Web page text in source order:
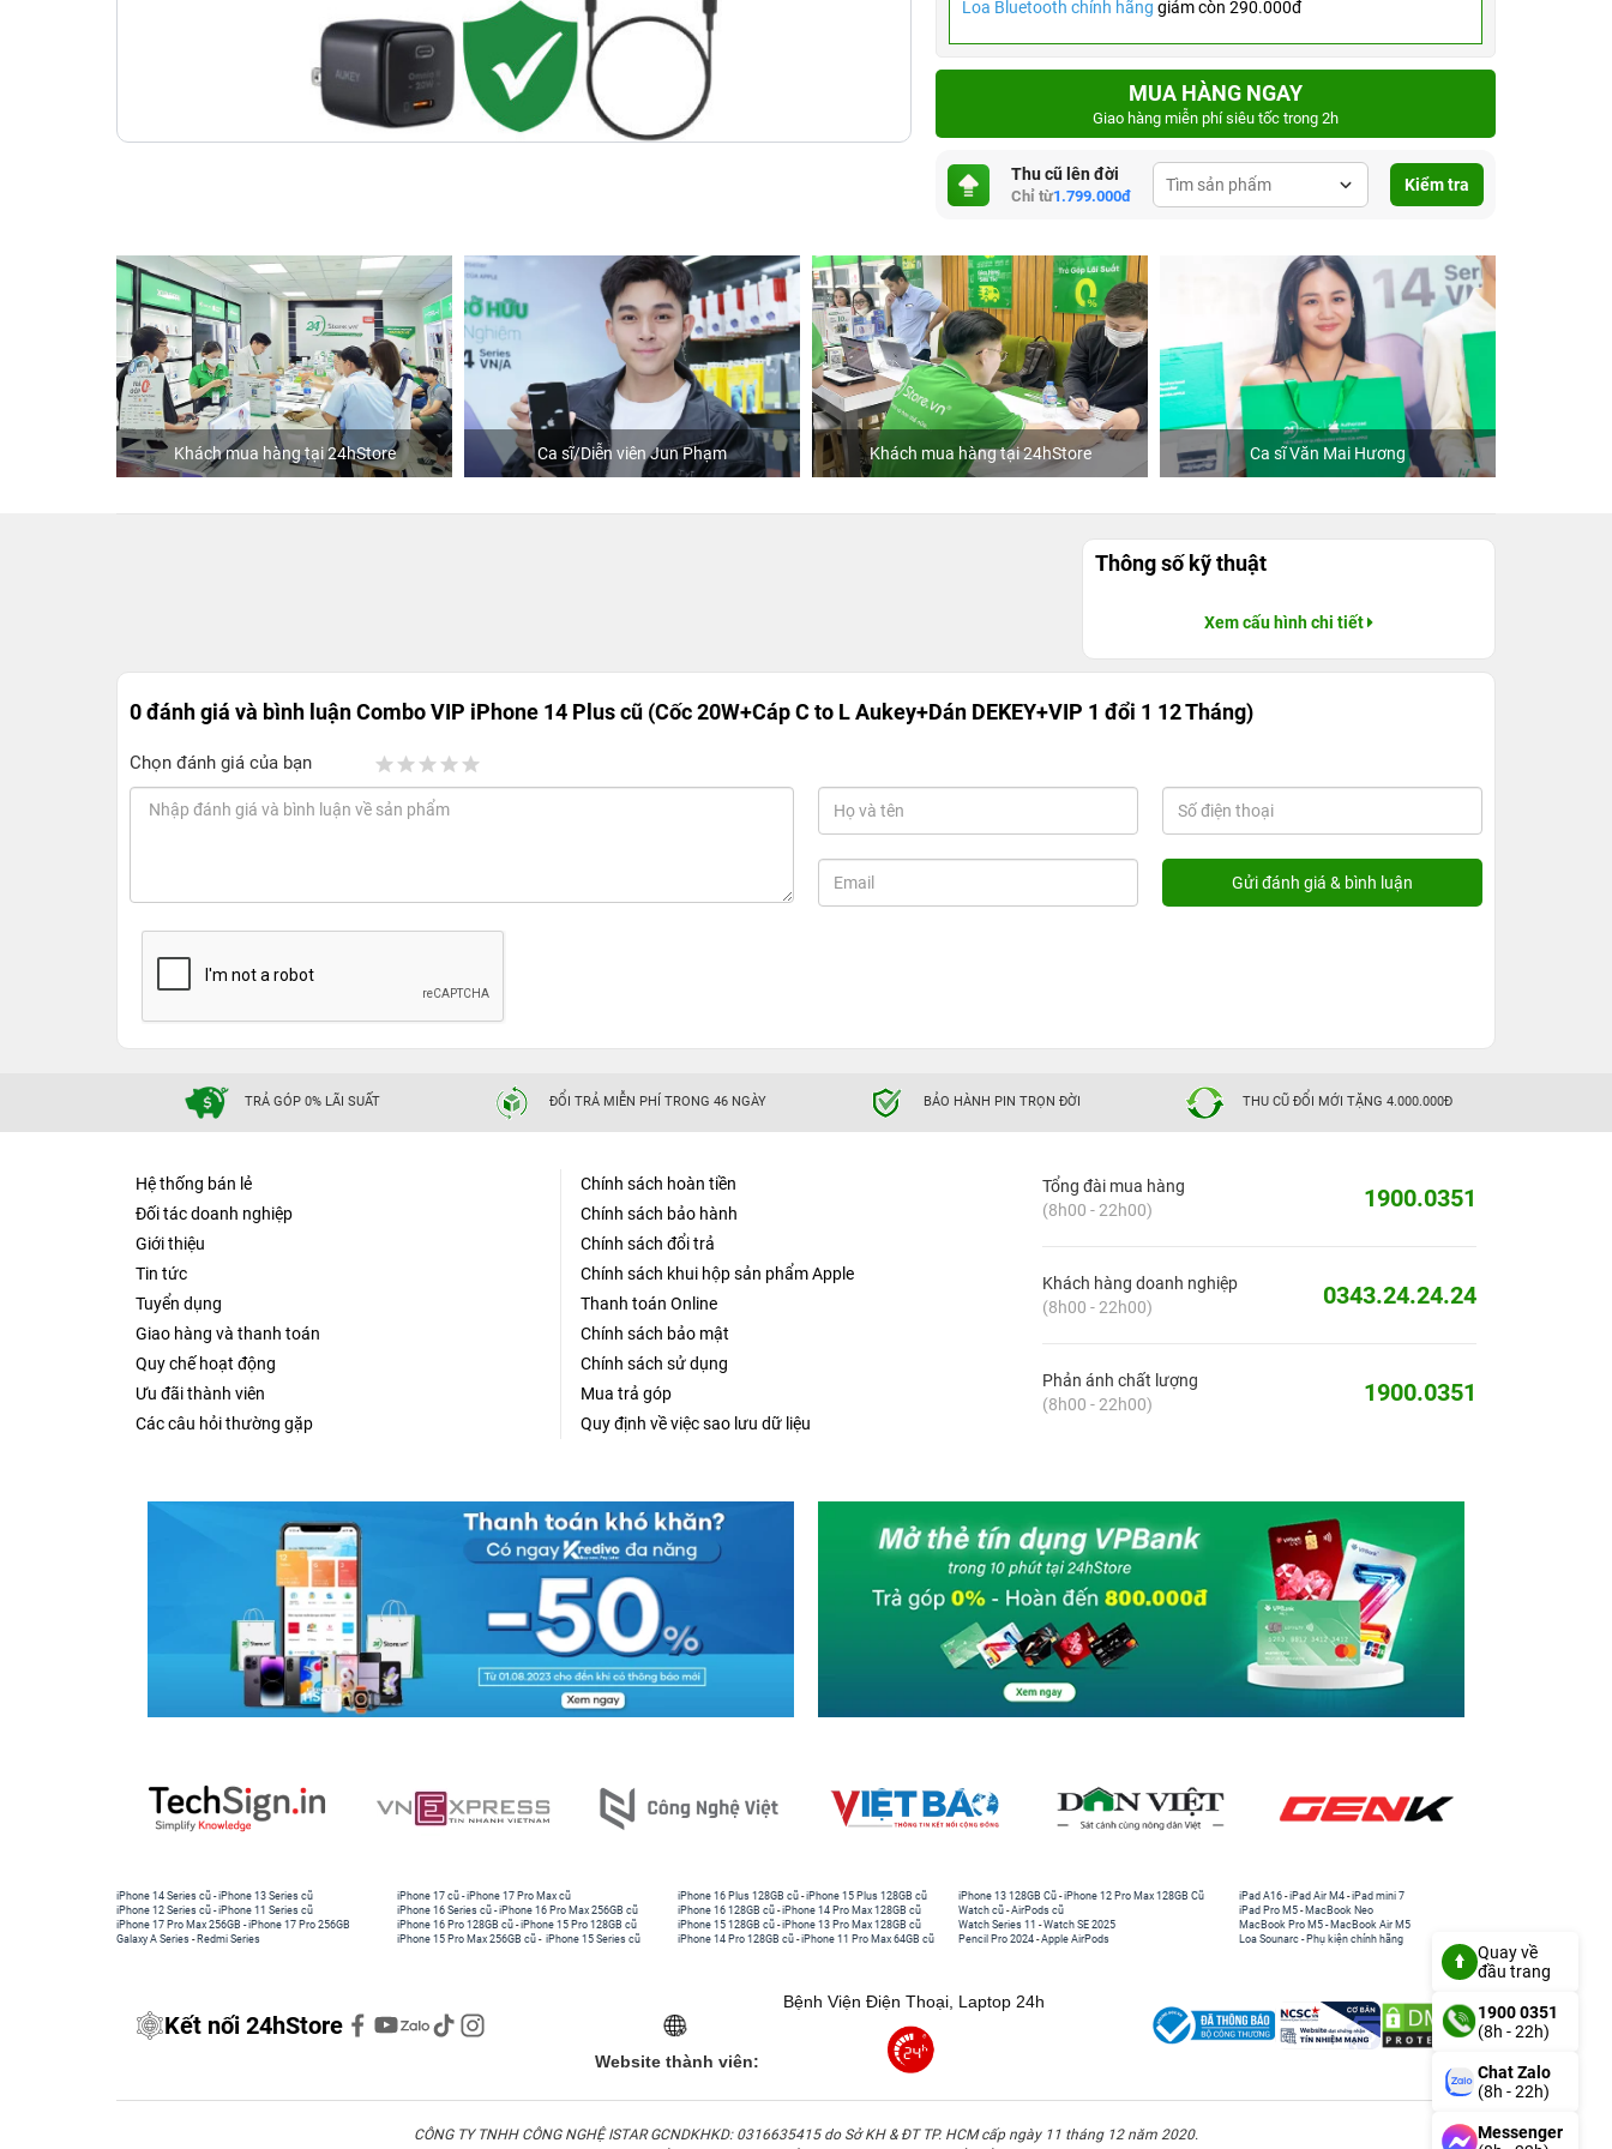
Loa Bluetooth chính hãng giảm còn 290.000đ
MUA HÀNG NGAY
Giao hàng miễn phí siêu tốc trong 2h
Thu cũ lên đời
Chỉ từ1.799.000đ
Kiểm tra
Khách mua hàng tại 24hStore Ca sĩ/Diễn viên Jun Phạm Khách mua hàng tại 24hStore Ca sĩ Văn Mai Hương
Thông số kỹ thuật
Xem cấu hình chi tiết
0 đánh giá và bình luậnCombo VIP iPhone 14 Plus cũ (Cốc 20W+Cáp C to L Aukey+Dán DEKEY+VIP 1 đổi 1 12 Tháng)
Chọn đánh giá của bạn
TRẢ GÓP 0% LÃI SUẤT ĐỔI TRẢ MIỄN PHÍ TRONG 46 NGÀY BẢO HÀNH PIN TRỌN ĐỜI THU CŨ ĐỔI MỚI TẶNG 4.000.000Đ
Hệ thống bán lẻ
Đối tác doanh nghiệp
Giới thiệu
Tin tức
Tuyển dụng
Giao hàng và thanh toán
Quy chế hoạt động
Ưu đãi thành viên
Các câu hỏi thường gặp
Chính sách hoàn tiền
Chính sách bảo hành
Chính sách đổi trả
Chính sách khui hộp sản phẩm Apple
Thanh toán Online
Chính sách bảo mật
Chính sách sử dụng
Mua trả góp
Quy định về việc sao lưu dữ liệu
Tổng đài mua hàng
(8h00 - 22h00)
1900.0351
Khách hàng doanh nghiệp
(8h00 - 22h00)
0343.24.24.24
Phản ánh chất lượng
(8h00 - 22h00)
1900.0351
iPhone 14 Series cũ -iPhone 13 Series cũ
iPhone 12 Series cũ -iPhone 11 Series cũ
iPhone 17 Pro Max 256GB -iPhone 17 Pro 256GB
Galaxy A Series - Redmi Series
iPhone 17 cũ -iPhone 17 Pro Max cũ
iPhone 16 Series cũ - iPhone 16 Pro Max 256GB cũ
iPhone 16 Pro 128GB cũ -iPhone 15 Pro 128GB cũ
iPhone 15 Pro Max 256GB cũ - iPhone 15 Series cũ
iPhone 16 Plus 128GB cũ -iPhone 15 Plus 128GB cũ
iPhone 16 128GB cũ -iPhone 14 Pro Max 128GB cũ
iPhone 15 128GB cũ -iPhone 13 Pro Max 128GB cũ
iPhone 14 Pro 128GB cũ -iPhone 11 Pro Max 64GB cũ
iPhone 13 128GB Cũ -iPhone 12 Pro Max 128GB Cũ
Watch cũ -AirPods cũ
Watch Series 11 -Watch SE 2025
Pencil Pro 2024 -Apple AirPods
iPad A16 -iPad Air M4 -iPad mini 7
iPad Pro M5 - MacBook Neo
MacBook Pro M5 - MacBook Air M5
Loa Sounarc - Phụ kiện chính hãng
Kết nối 24hStore
Website thành viên:
Bệnh Viện Điện Thoại, Laptop 24h
CÔNG TY TNHH CÔNG NGHỆ ISTAR GCNDKHKD: 0316635415 do Sở KH & ĐT TP. HCM cấp ngày 11 tháng 12 năm 2020.
Quay về
đầu trang
1900 0351
(8h - 22h)
Chat Zalo
(8h - 22h)
Messenger